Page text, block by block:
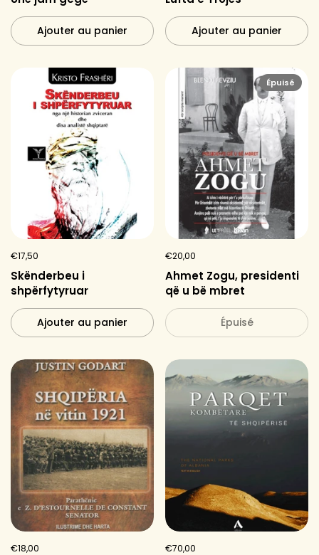
Ajouter au panier Ajouter au panier
€17,50
Skënderbeu i
shpërfytyruar
Ajouter au panier
€20,00
Ahmet Zogu, presidenti
që u bë mbret
Épuisé
Épuisé
€18,00 €70,00